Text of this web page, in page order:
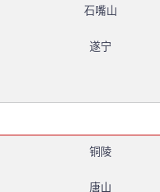
石嘴山
遂宁
铜陵
唐山